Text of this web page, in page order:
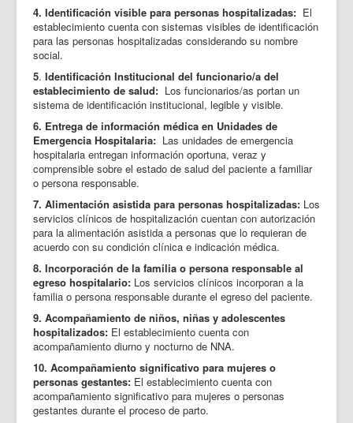
4. Identificación visible para personas hospitalizadas: El
establecimiento cuenta con sistemas visibles de identificación
para las personas hospitalizadas considerando su nombre
social.
5. Identificación Institucional del funcionario/a del
establecimiento de salud: Los funcionarios/as portan un
sistema de identificación institucional, legible y visible.
6. Entrega de información médica en Unidades de
Emergencia Hospitalaria: Las unidades de emergencia
hospitalaria entregan información oportuna, veraz y
comprensible sobre el estado de salud del paciente a familiar
o persona responsable.
7. Alimentación asistida para personas hospitalizadas: Los
servicios clínicos de hospitalización cuentan con autorización
para la alimentación asistida a personas que lo requieran de
acuerdo con su condición clínica e indicación médica.
8. Incorporación de la familia o persona responsable al
egreso hospitalario: Los servicios clínicos incorporan a la
familia o persona responsable durante el egreso del paciente.
9. Acompañamiento de niños, niñas y adolescentes
hospitalizados: El establecimiento cuenta con
acompañamiento diurno y nocturno de NNA.
10. Acompañamiento significativo para mujeres o
personas gestantes: El establecimiento cuenta con
acompañamiento significativo para mujeres o personas
gestantes durante el proceso de parto.